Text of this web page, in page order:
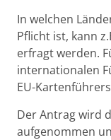
In welchen
Pflicht ist, kann
erfragt werden.
internationalen
EU-
Der Antrag wird
aufgenommen